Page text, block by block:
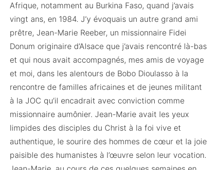
Afrique, notamment au Burkina Faso, quand j’avais
vingt ans, en 1984. J’y évoquais un autre grand ami
prêtre, Jean-Marie Reeber, un missionnaire Fidei
Donum originaire d’Alsace que j’avais rencontré là-bas
et qui nous avait accompagnés, mes amis de voyage
et moi, dans les alentours de Bobo Dioulasso à la
rencontre de familles africaines et de jeunes militant
à la JOC qu’il encadrait avec conviction comme
missionnaire aumônier. Jean-Marie avait les yeux
limpides des disciples du Christ à la foi vive et
authentique, le sourire des hommes de cœur et la joie
paisible des humanistes à l’œuvre selon leur vocation.